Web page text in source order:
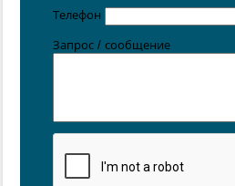
Телефон
Запрос / сообщение